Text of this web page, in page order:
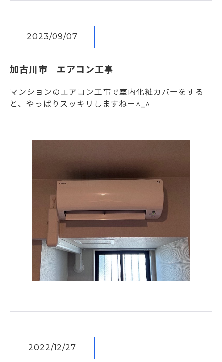
2023/09/07
加古川市 エアコン工事
マンションのエアコン工事で室内化粧カバーをする
と、やっぱりスッキリしますねー^_^
2022/12/27